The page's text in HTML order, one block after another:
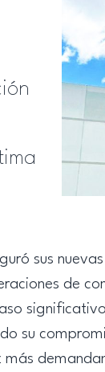
sus
de
su
más